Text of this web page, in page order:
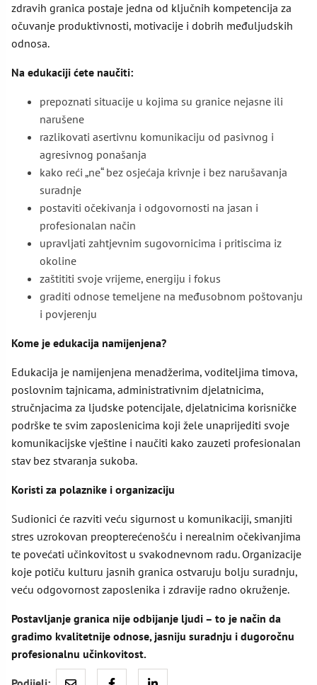
zdravih granica postaje jedna od ključnih kompetencija za
očuvanje produktivnosti, motivacije i dobrih međuljudskih
odnosa.
Na edukaciji ćete naučiti:
prepoznati situacije u kojima su granice nejasne ili
narušene
razlikovati asertivnu komunikaciju od pasivnog i
agresivnog ponašanja
kako reći „ne“ bez osjećaja krivnje i bez narušavanja
suradnje
postaviti očekivanja i odgovornosti na jasan i
profesionalan način
upravljati zahtjevnim sugovornicima i pritiscima iz
okoline
zaštititi svoje vrijeme, energiju i fokus
graditi odnose temeljene na međusobnom poštovanju
i povjerenju
Kome je edukacija namijenjena?
Edukacija je namijenjena menadžerima, voditeljima timova,
poslovnim tajnicama, administrativnim djelatnicima,
stručnjacima za ljudske potencijale, djelatnicima korisničke
podrške te svim zaposlenicima koji žele unaprijediti svoje
komunikacijske vještine i naučiti kako zauzeti profesionalan
stav bez stvaranja sukoba.
Koristi za polaznike i organizaciju
Sudionici će razviti veću sigurnost u komunikaciji, smanjiti
stres uzrokovan preopterećenošću i nerealnim očekivanjima
te povećati učinkovitost u svakodnevnom radu. Organizacije
koje potiču kulturu jasnih granica ostvaruju bolju suradnju,
veću odgovornost zaposlenika i zdravije radno okruženje.
Postavljanje granica nije odbijanje ljudi – to je način da
gradimo kvalitetnije odnose, jasniju suradnju i dugoročnu
profesionalnu učinkovitost.